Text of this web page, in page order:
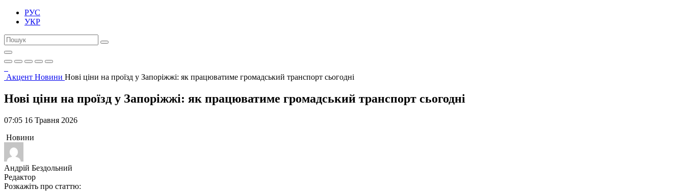
РУС
УКР
Акцент Новини Нові ціни на проїзд у Запоріжжі: як працюватиме громадський транспорт сьогодні
Нові ціни на проїзд у Запоріжжі: як працюватиме громадський транспорт сьогодні
07:05 16 Травня 2026
Новини
Андрій Бездольний
Редактор
Розкажіть про статтю: